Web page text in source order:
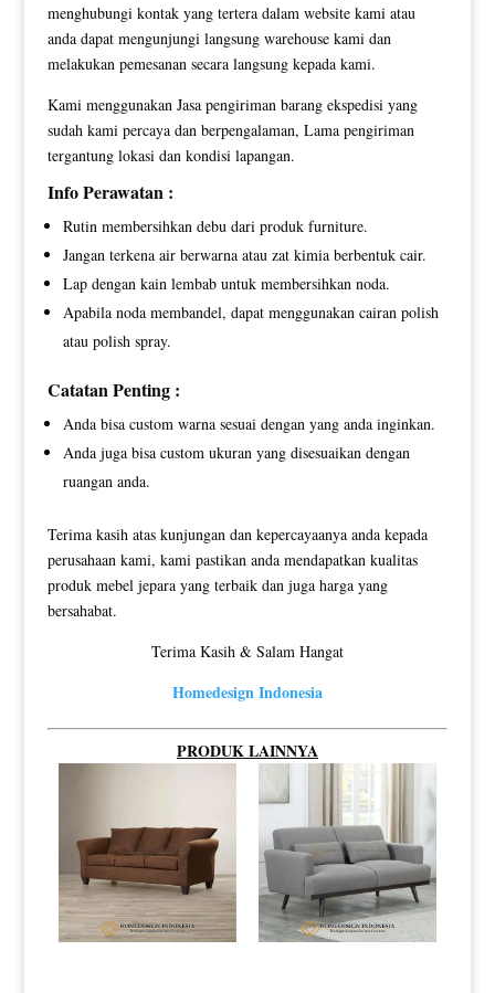
menghubungi kontak yang tertera dalam website kami atau
anda dapat mengunjungi langsung warehouse kami dan
melakukan pemesanan secara langsung kepada kami.
Kami menggunakan Jasa pengiriman barang ekspedisi yang
sudah kami percaya dan berpengalaman, Lama pengiriman
tergantung lokasi dan kondisi lapangan.
Info Perawatan :
Rutin membersihkan debu dari produk furniture.
Jangan terkena air berwarna atau zat kimia berbentuk cair.
Lap dengan kain lembab untuk membersihkan noda.
Apabila noda membandel, dapat menggunakan cairan polish
atau polish spray.
Catatan Penting :
Anda bisa custom warna sesuai dengan yang anda inginkan.
Anda juga bisa custom ukuran yang disesuaikan dengan
ruangan anda.
Terima kasih atas kunjungan dan kepercayaanya anda kepada
perusahaan kami, kami pastikan anda mendapatkan kualitas
produk mebel jepara yang terbaik dan juga harga yang
bersahabat.
Terima Kasih & Salam Hangat
Homedesign Indonesia
PRODUK LAINNYA